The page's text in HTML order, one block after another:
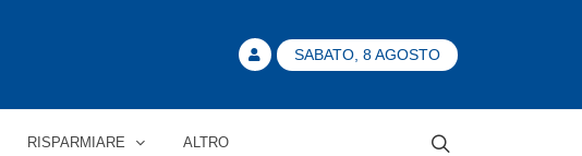
SABATO, 8 AGOSTO
RISPARMIARE ALTRO